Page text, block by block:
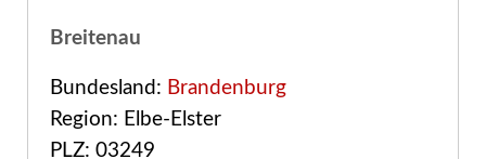
Breitenau
Bundesland: Brandenburg
Region: Elbe-Elster
PLZ: 03249